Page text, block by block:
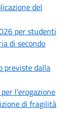
del
per studenti
di secondo
previste dalla
l'erogazione
di fragilità